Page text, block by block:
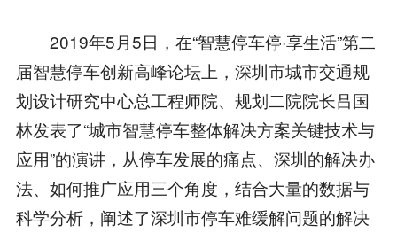
2019年5月5日，在“智慧停车停·享生活”第二
届智慧停车创新高峰论坛上，深圳市城市交通规
划设计研究中心总工程师院、规划二院院长吕国
林发表了“城市智慧停车整体解决方案关键技术与
应用”的演讲，从停车发展的痛点、深圳的解决办
法、如何推广应用三个角度，结合大量的数据与
科学分析，阐述了深圳市停车难缓解问题的解决